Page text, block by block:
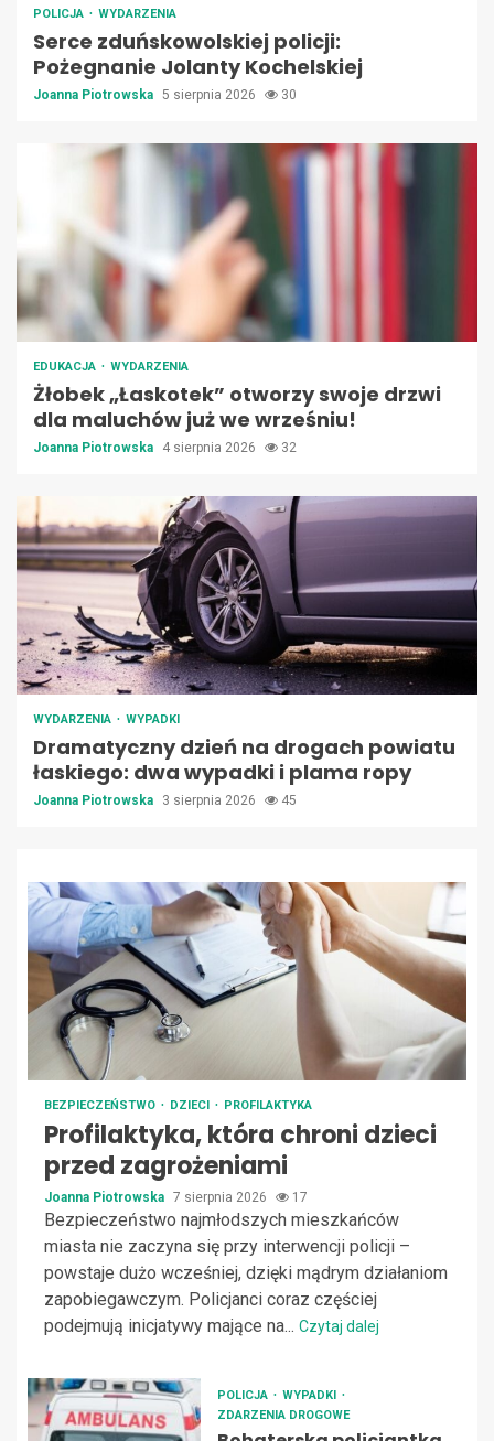
POLICJA WYDARZENIA
Serce zduńskowolskiej policji:
Pożegnanie Jolanty Kochelskiej
Joanna Piotrowska 5 sierpnia 2026 30
EDUKACJA WYDARZENIA
Żłobek „Łaskotek” otworzy swoje drzwi
dla maluchów już we wrześniu!
Joanna Piotrowska 4 sierpnia 2026 32
WYDARZENIA WYPADKI
Dramatyczny dzień na drogach powiatu
łaskiego: dwa wypadki i plama ropy
Joanna Piotrowska 3 sierpnia 2026 45
BEZPIECZEŃSTWO DZIECI PROFILAKTYKA
Profilaktyka, która chroni dzieci
przed zagrożeniami
Joanna Piotrowska 7 sierpnia 2026 17
Bezpieczeństwo najmłodszych mieszkańców
miasta nie zaczyna się przy interwencji policji –
powstaje dużo wcześniej, dzięki mądrym działaniom
zapobiegawczym. Policjanci coraz częściej
podejmują inicjatywy mające na... Czytaj dalej
POLICJA
WYPADKI
ZDARZENIA DROGOWE